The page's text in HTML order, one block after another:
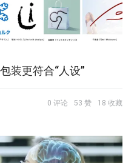
装更符合“人设”
0 评论 53 赞 18 收藏